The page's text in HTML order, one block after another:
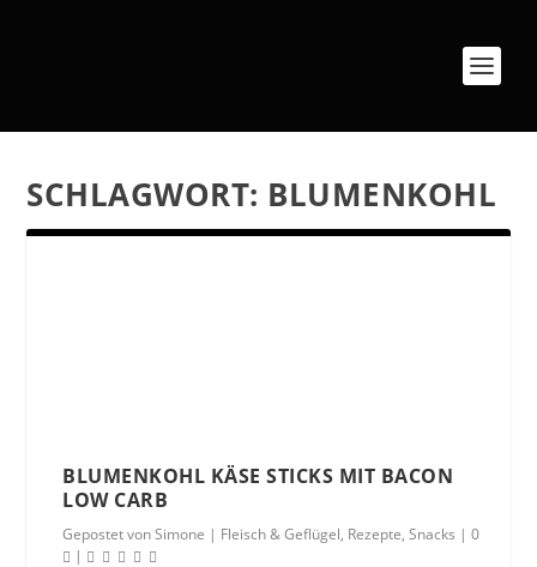
SCHLAGWORT: BLUMENKOHL
BLUMENKOHL KÄSE STICKS MIT BACON
LOW CARB
Gepostet vonSimone | Fleisch & Geflügel, Rezepte,Snacks |0
|